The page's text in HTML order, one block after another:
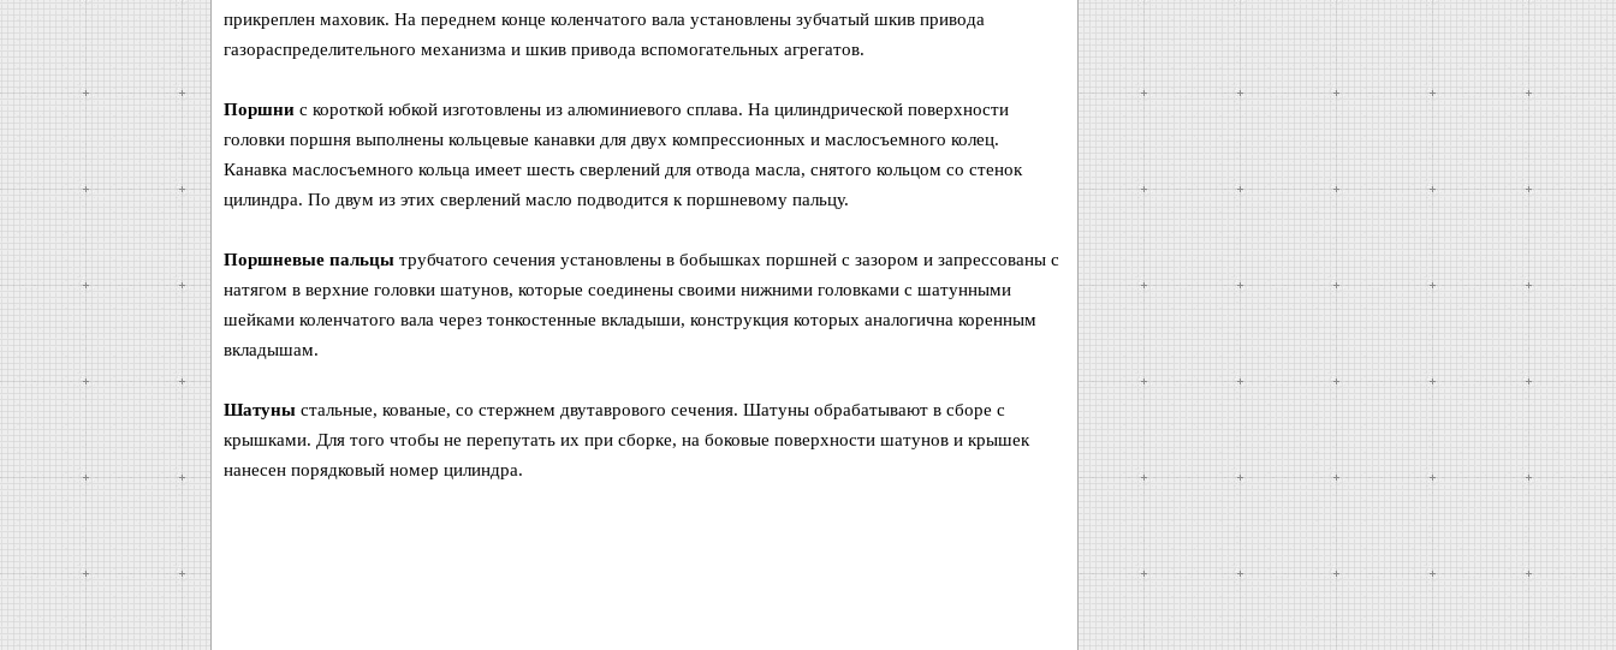
прикреплен маховик. На переднем конце коленчатого вала установлены зубчатый шкив привода
газораспределительного механизма и шкив привода вспомогательных агрегатов.
Поршнис короткой юбкой изготовлены из алюминиевого сплава. На цилиндрической поверхности
головки поршня выполнены кольцевые канавки для двух компрессионных и маслосъемного колец.
Канавка маслосъемного кольца имеет шесть сверлений для отвода масла, снятого кольцом со стенок
цилиндра. По двум из этих сверлений масло подводится к поршневому пальцу.
Поршневые пальцытрубчатого сечения установлены в бобышках поршней с зазором и запрессованы с
натягом в верхние головки шатунов, которые соединены своими нижними головками с шатунными
шейками коленчатого вала через тонкостенные вкладыши, конструкция которых аналогична коренным
вкладышам.
Шатуныстальные, кованые, со стержнем двутаврового сечения. Шатуны обрабатывают в сборе с
крышками. Для того чтобы не перепутать их при сборке, на боковые поверхности шатунов и крышек
нанесен порядковый номер цилиндра.